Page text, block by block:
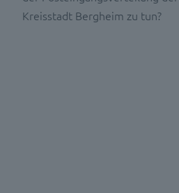
Kreisstadt Bergheim zu tun?